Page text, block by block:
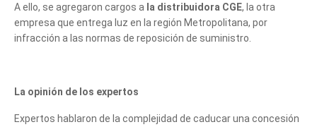
A ello, se agregaron cargos a la distribuidora CGE, la otra
empresa que entrega luz en la región Metropolitana, por
infracción a las normas de reposición de suministro.
La opinión de los expertos
Expertos hablaron de la complejidad de caducar una concesión